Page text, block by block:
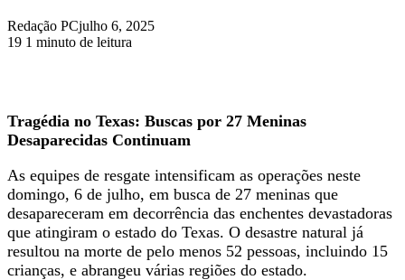
Redação PCjulho 6, 2025
19 1 minuto de leitura
Tragédia no Texas: Buscas por 27 Meninas
Desaparecidas Continuam
As equipes de resgate intensificam as operações neste
domingo, 6 de julho, em busca de 27 meninas que
desapareceram em decorrência das enchentes devastadoras
que atingiram o estado do Texas. O desastre natural já
resultou na morte de pelo menos 52 pessoas, incluindo 15
crianças, e abrangeu várias regiões do estado.